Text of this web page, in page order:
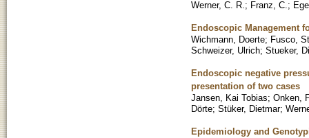
Werner, C. R. ; Franz, C. ;
Endoscopic Management
Wichmann, Doerte; Fusco,
Schweizer, Ulrich; Stueker,
Endoscopic negative
presentation of two cases
Jansen, Kai Tobias; Onken,
Dörte; Stüker, Dietmar;
Epidemiology and